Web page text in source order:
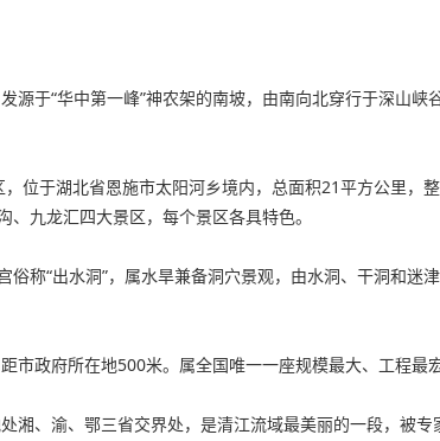
源于“华中第一峰”神农架的南坡，由南向北穿行于深山
位于湖北省恩施市太阳河乡境内，总面积21平方公里
九龙汇四大景区，每个景区各具特色。
称“出水洞”，属水旱兼备洞穴景观，由水洞、干洞和
政府所在地500米。属全国唯一一座规模最大、工程最
湘、渝、鄂三省交界处，是清江流域最美丽的一段，被